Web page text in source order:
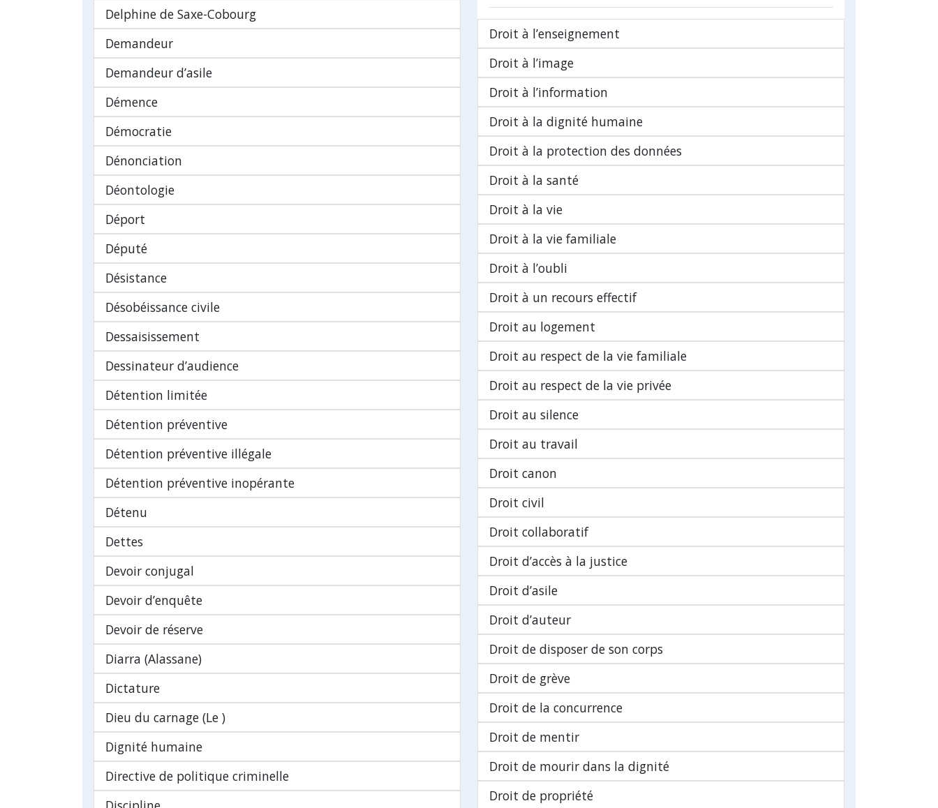
Delphine de Saxe-Cobourg
Demandeur
Demandeur d’asile
Démence
Démocratie
Dénonciation
Déontologie
Déport
Député
Désistance
Désobéissance civile
Dessaisissement
Dessinateur d’audience
Détention limitée
Détention préventive
Détention préventive illégale
Détention préventive inopérante
Détenu
Dettes
Devoir conjugal
Devoir d’enquête
Devoir de réserve
Diarra (Alassane)
Dictature
Dieu du carnage (Le )
Dignité humaine
Directive de politique criminelle
Droit à l’enseignement
Droit à l’image
Droit à l’information
Droit à la dignité humaine
Droit à la protection des données
Droit à la santé
Droit à la vie
Droit à la vie familiale
Droit à l’oubli
Droit à un recours effectif
Droit au logement
Droit au respect de la vie familiale
Droit au respect de la vie privée
Droit au silence
Droit au travail
Droit canon
Droit civil
Droit collaboratif
Droit d’accès à la justice
Droit d’asile
Droit d’auteur
Droit de disposer de son corps
Droit de grève
Droit de la concurrence
Droit de mentir
Droit de mourir dans la dignité
Droit de propriété